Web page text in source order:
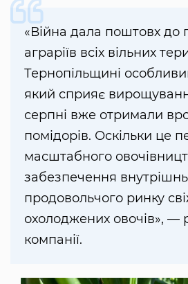
«Війна дала поштовх до
аграріїв всіх вільних
Тернопільщині
який сприяє
серпні вже отримали
помідорів. Оскільки це
масштабного
забезпечення
продовольчого ринку
охолоджених овочів», —
компанії.